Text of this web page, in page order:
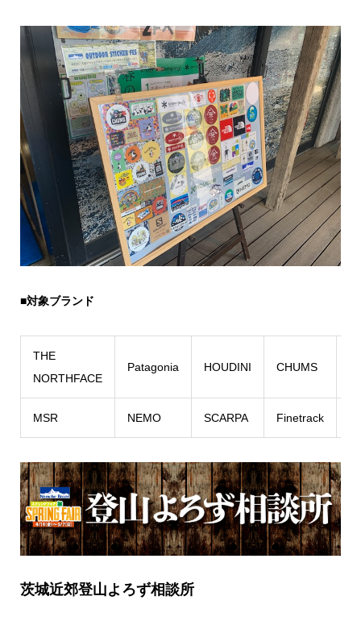
■対象ブランド
THE
NORTHFACE
Patagonia HOUDINI CHUMS
MSR NEMO SCARPA Finetrack
茨城近郊登山よろず相談所